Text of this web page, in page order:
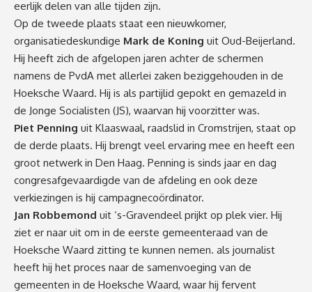
eerlijk delen van alle tijden zijn.
Op de tweede plaats staat een nieuwkomer,
organisatiedeskundige Mark de Koning uit Oud-Beijerland.
Hij heeft zich de afgelopen jaren achter de schermen
namens de PvdA met allerlei zaken beziggehouden in de
Hoeksche Waard. Hij is als partijlid gepokt en gemazeld in
de Jonge Socialisten (JS), waarvan hij voorzitter was.
Piet Penning uit Klaaswaal, raadslid in Cromstrijen, staat op
de derde plaats. Hij brengt veel ervaring mee en heeft een
groot netwerk in Den Haag. Penning is sinds jaar en dag
congresafgevaardigde van de afdeling en ook deze
verkiezingen is hij campagnecoördinator.
Jan Robbemond uit ‘s-Gravendeel prijkt op plek vier. Hij
ziet er naar uit om in de eerste gemeenteraad van de
Hoeksche Waard zitting te kunnen nemen. als journalist
heeft hij het proces naar de samenvoeging van de
gemeenten in de Hoeksche Waard, waar hij fervent